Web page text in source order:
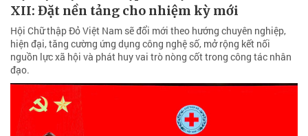
XII: Đặt nền tảng cho nhiệm kỳ mới
Hội Chữ thập Đỏ Việt Nam sẽ đổi mới theo hướng chuyên nghiệp,
hiện đại, tăng cường ứng dụng công nghệ số, mở rộng kết nối
nguồn lực xã hội và phát huy vai trò nòng cốt trong công tác nhân
đạo.